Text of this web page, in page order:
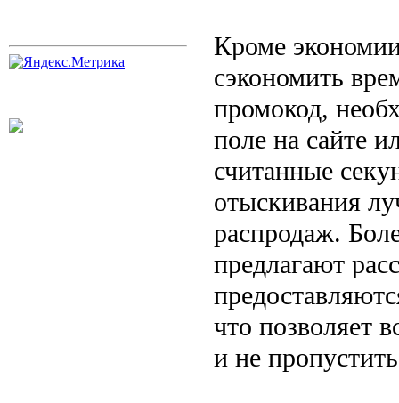
Кроме
сэкономить
промокод,
поле на сайте
считанные
отыскивания
распродаж.
предлагают
что позволяет
и не